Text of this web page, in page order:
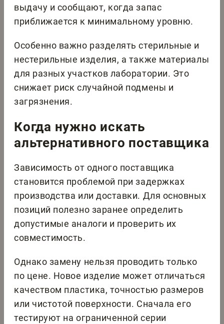
выдачу и сообщают, когда запас
приближается к минимальному уровню.
Особенно важно разделять стерильные и
нестерильные изделия, а также материалы
для разных участков лаборатории. Это
снижает риск случайной подмены и
загрязнения.
Когда нужно искать
альтернативного поставщика
Зависимость от одного поставщика
становится проблемой при задержках
производства или доставки. Для основных
позиций полезно заранее определить
допустимые аналоги и проверить их
совместимость.
Однако замену нельзя проводить только
по цене. Новое изделие может отличаться
качеством пластика, точностью размеров
или чистотой поверхности. Сначала его
тестируют на ограниченной серии